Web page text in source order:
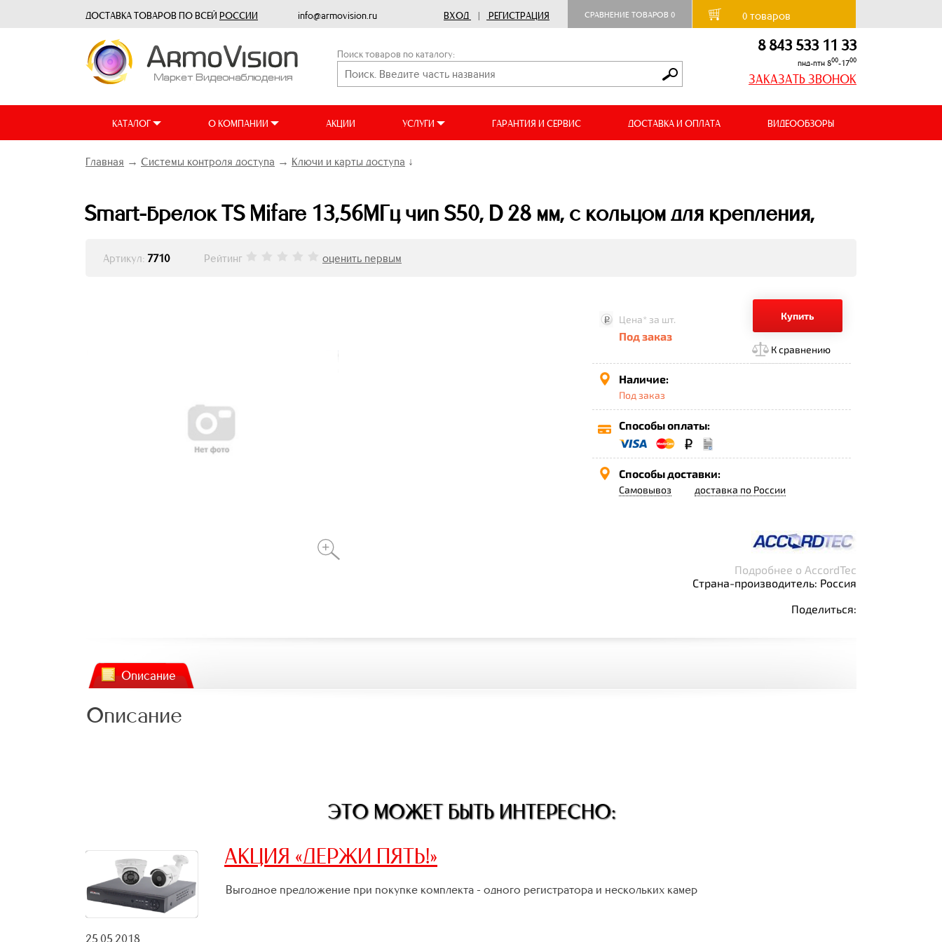
ДОСТАВКА ТОВАРОВ ПО ВСЕЙ РОССИИ info@armovision.ru ВХОД | РЕГИСТРАЦИЯ СРАВНЕНИЕ ТОВАРОВ 0 0товаров
Поиск товаров по каталогу: 8 843 533 11 33
пнд-птн 800-1700
ЗАКАЗАТЬ ЗВОНОК
КАТАЛОГ О КОМПАНИИ АКЦИИ УСЛУГИ ГАРАНТИЯ И СЕРВИС ДОСТАВКА И ОПЛАТА ВИДЕООБЗОРЫ
Главная → Системы контроля доступа → Ключи и карты доступа ↓
Smart-брелок TS Mifare 13,56МГц чип S50, D 28 мм, с кольцом для крепления,
Артикул: 7710 Рейтинг оценить первым
Купить
Цена* за шт.
Под заказ
К сравнению
Наличие:
Под заказ
Способы оплаты:
Способы доставки:
Самовывоз доставка по России
Подробнее о AccordTec
Страна-производитель: Россия
Поделиться:
Описание
Описание
ЭТО МОЖЕТ БЫТЬ ИНТЕРЕСНО:
25.05.2018
АКЦИЯ «ДЕРЖИ ПЯТЬ!»
Выгодное предложение при покупке комплекта - одного регистратора и нескольких камер